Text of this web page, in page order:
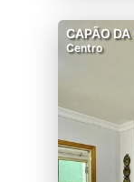
CAPÃO
Centro